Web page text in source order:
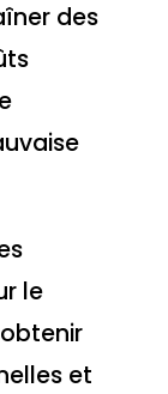
des
le
et